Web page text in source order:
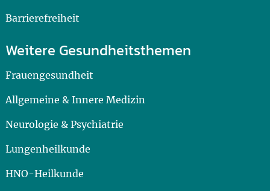
Barrierefreiheit
Weitere Gesundheitsthemen
Frauengesundheit
Allgemeine & Innere Medizin
Neurologie & Psychiatrie
Lungenheilkunde
HNO-Heilkunde